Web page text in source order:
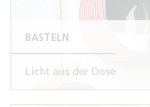
BASTELN
Licht aus der Dose